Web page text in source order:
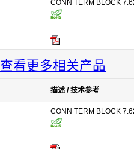
CONN TERM BLOCK
查看更多相关产品
描述 / 技术参考
CONN TERM BLOCK